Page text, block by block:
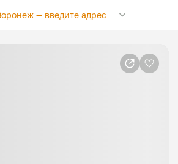
—введите адрес